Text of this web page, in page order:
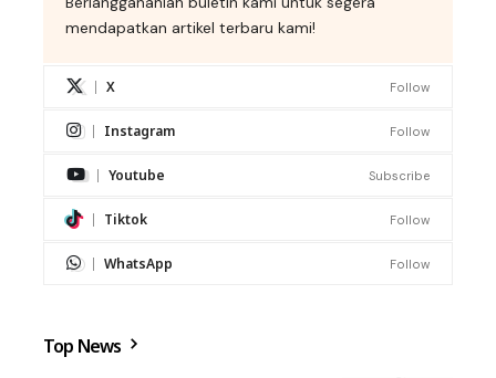
mendapatkan artikel terbaru kami!
X Follow
Instagram Follow
Youtube Subscribe
Tiktok Follow
WhatsApp Follow
Top News